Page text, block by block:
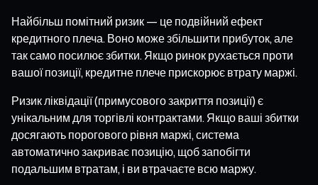
Найбільш помітний ризик — це подвійний ефект
кредитного плеча. Воно може збільшити прибуток, але
так само посилює збитки. Якщо ринок рухається проти
вашої позиції, кредитне плече прискорює втрату маржі.
Ризик ліквідації (примусового закриття позиції) є
унікальним для торгівлі контрактами. Якщо ваші збитки
досягають порогового рівня маржі, система
автоматично закриває позицію, щоб запобігти
подальшим втратам, і ви втрачаєте всю маржу.